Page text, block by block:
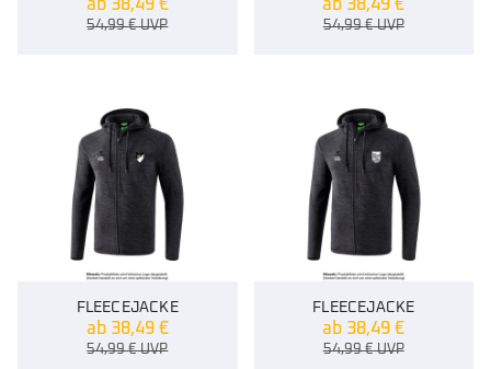
ab 38,49 €
54,99€UVP
ab 38,49€
54,99€UVP
FLEECEJACKE
ab 38,49 €
54,99€UVP
FLEECEJACKE
ab 38,49€
54,99€UVP